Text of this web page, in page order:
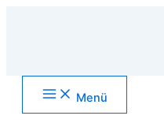
Main
Menu Menü